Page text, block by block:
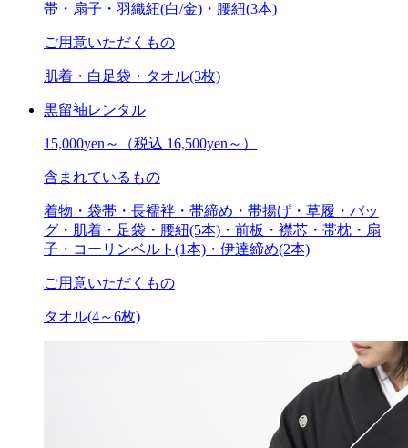
帯・扇子・羽織紐(白/金)・腰紐(3本)
ご用意いただくもの
肌着・白足袋・タオル(3枚)
黒留袖レンタル
15,000yen～ （税込 16,500yen～）
含まれているもの
着物・袋帯・長襦袢・帯締め・帯揚げ・草履・バッ
グ・肌着・足袋・腰紐(5本)・前板・襟芯・帯枕・扇
子・コーリンベルト(1本)・伊達締め(2本)
ご用意いただくもの
タオル(4～6枚)